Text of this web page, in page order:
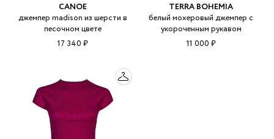
CANOE
джемпер madison из шерсти в
песочном цвете
17 340 ₽
TERRA BOHEMIA
белый мохеровый джемпер с
укороченным рукавом
11 000 ₽